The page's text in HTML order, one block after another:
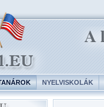
NYELVISKOLÁK